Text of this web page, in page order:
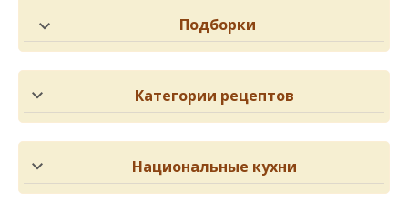
Подборки
Категории рецептов
Национальные кухни